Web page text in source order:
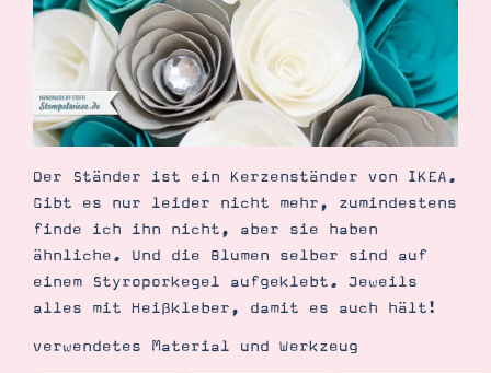
Der Ständer ist ein Kerzenständer von IKEA.
Gibt es nur leider nicht mehr, zumindestens
finde ich ihn nicht, aber sie haben
ähnliche. Und die Blumen selber sind auf
einem Styroporkegel aufgeklebt. Jeweils
alles mit Heißkleber, damit es auch hält!
verwendetes Material und Werkzeug